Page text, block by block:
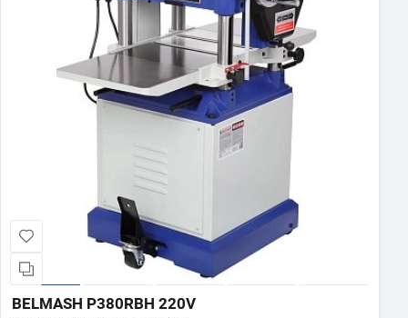
BELMASH P380RBH 220V